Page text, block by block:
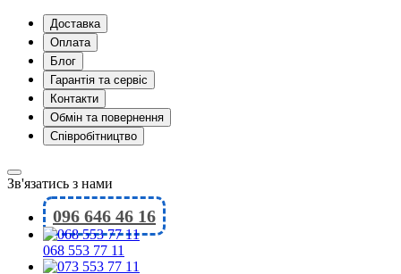
Доставка
Оплата
Блог
Гарантія та сервіс
Контакти
Обмін та повернення
Співробітництво
Зв'язатись з нами
096 646 46 16
068 553 77 11